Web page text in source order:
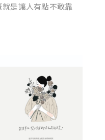
是讓人有點不敢靠